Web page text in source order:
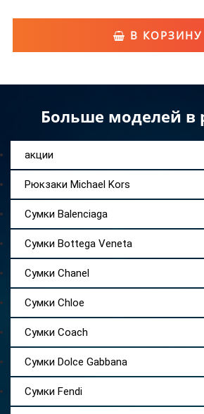
В КОРЗИНУ
Больше моделей в
акции
Рюкзаки Michael Kors
Сумки Balenciaga
Сумки Bottega Veneta
Сумки Chanel
Сумки Chloe
Сумки Coach
Сумки Dolce Gabbana
Сумки Fendi